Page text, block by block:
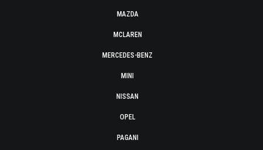
MAZDA
MCLAREN
MERCEDES-BENZ
MINI
NISSAN
OPEL
PAGANI